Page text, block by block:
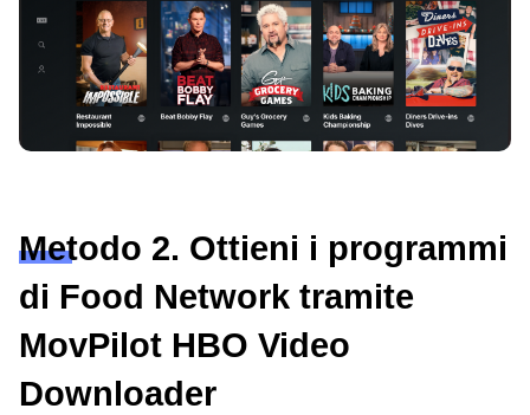
Metodo 2. Ottieni i programmi
di Food Network tramite
MovPilot HBO Video
Downloader